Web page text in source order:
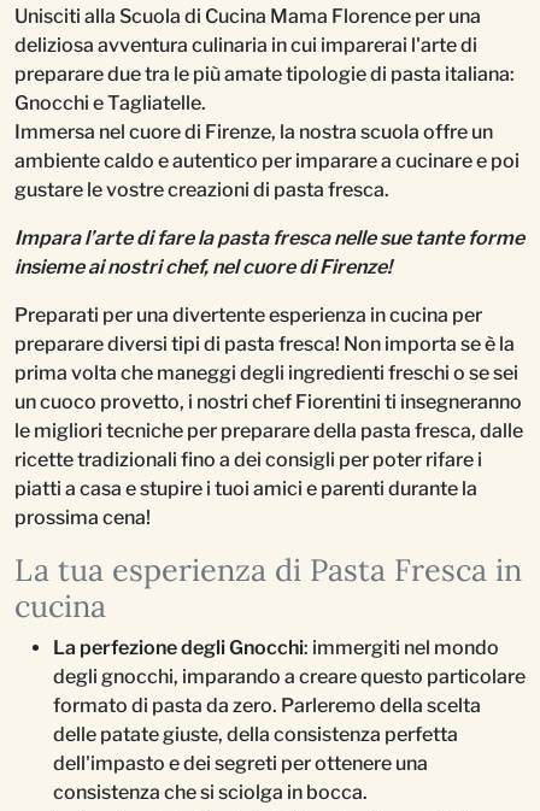
Unisciti alla Scuola di Cucina Mama Florence per una
deliziosa avventura culinaria in cui imparerai l'arte di
preparare due tra le più amate tipologie di pasta italiana:
Gnocchi e Tagliatelle.
Immersa nel cuore di Firenze, la nostra scuola offre un
ambiente caldo e autentico per imparare a cucinare e poi
gustare le vostre creazioni di pasta fresca.
Impara l’arte di fare la pasta fresca nelle sue tante forme
insieme ai nostri chef, nel cuore di Firenze!
Preparati per una divertente esperienza in cucina per
preparare diversi tipi di pasta fresca! Non importa se è la
prima volta che maneggi degli ingredienti freschi o se sei
un cuoco provetto, i nostri chef Fiorentini ti insegneranno
le migliori tecniche per preparare della pasta fresca, dalle
ricette tradizionali fino a dei consigli per poter rifare i
piatti a casa e stupire i tuoi amici e parenti durante la
prossima cena!
La tua esperienza di Pasta Fresca in
cucina
La perfezione degli Gnocchi: immergiti nel mondo
degli gnocchi, imparando a creare questo particolare
formato di pasta da zero. Parleremo della scelta
delle patate giuste, della consistenza perfetta
dell'impasto e dei segreti per ottenere una
consistenza che si sciolga in bocca.